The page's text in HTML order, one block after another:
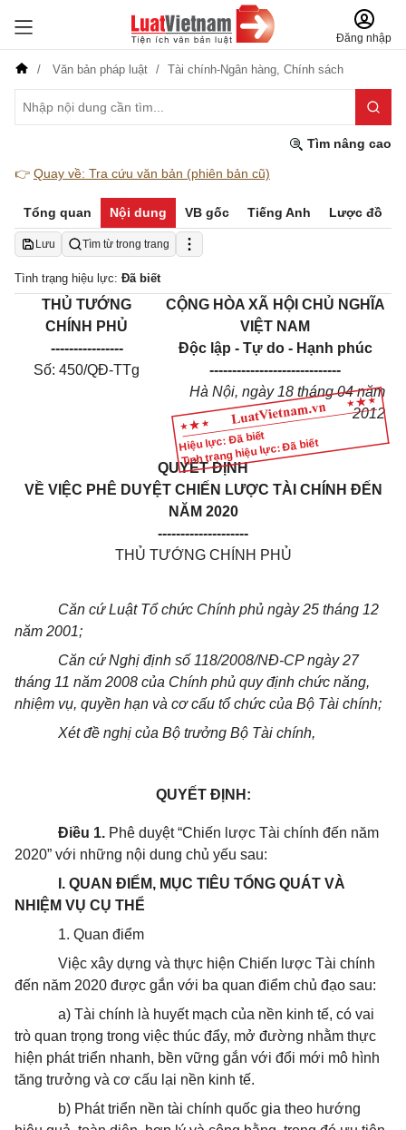
Đăng nhập
Văn bản pháp luật Tài chính-Ngân hàng, Chính sách
Tìm nâng cao
👉 Quay về: Tra cứu văn bản (phiên bản cũ)
Tổng quan Nội dung VB gốc Tiếng Anh Lược đồ
Lưu Tìm từ trong trang
Tình trạng hiệu lực: Đã biết
Hiệu lực: Đã biết
Tình trạng hiệu lực: Đã biết
THỦ TƯỚNG
CHÍNH PHỦ
----------------
Số: 450/QĐ-TTg
CỘNG HÒA XÃ HỘI CHỦ NGHĨA
VIỆT NAM
Độc lập - Tự do - Hạnh phúc
-----------------------------
Hà Nội, ngày 18 tháng 04 năm
2012
QUYẾT ĐỊNH
VỀ VIỆC PHÊ DUYỆT CHIẾN LƯỢC TÀI CHÍNH ĐẾN
NĂM 2020
--------------------
THỦ TƯỚNG CHÍNH PHỦ
Căn cứ Luật Tổ chức Chính phủ ngày 25 tháng 12
năm 2001;
Căn cứ Nghị định số 118/2008/NĐ-CP ngày 27
tháng 11 năm 2008 của Chính phủ quy định chức năng,
nhiệm vụ, quyền hạn và cơ cấu tổ chức của Bộ Tài chính;
Xét đề nghị của Bộ trưởng Bộ Tài chính,
QUYẾT ĐỊNH:
Điều 1. Phê duyệt “Chiến lược Tài chính đến năm
2020” với những nội dung chủ yếu sau:
I. QUAN ĐIỂM, MỤC TIÊU TỔNG QUÁT VÀ
NHIỆM VỤ CỤ THỂ
1. Quan điểm
Việc xây dựng và thực hiện Chiến lược Tài chính
đến năm 2020 được gắn với ba quan điểm chủ đạo sau:
a) Tài chính là huyết mạch của nền kinh tế, có vai
trò quan trọng trong việc thúc đẩy, mở đường nhằm thực
hiện phát triển nhanh, bền vững gắn với đổi mới mô hình
tăng trưởng và cơ cấu lại nền kinh tế.
b) Phát triển nền tài chính quốc gia theo hướng